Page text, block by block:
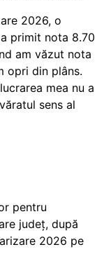
2026, o
primit nota 8.70
am văzut nota
opri din plâns.
mea nu a
sens al
pentru
județ, după
2026 pe